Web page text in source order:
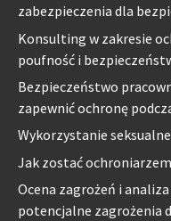
zabezpieczenia dla
Konsulting w zakresie
poufność i
Bezpieczeństwo
zapewnić ochronę
Wykorzystanie seksualne
Jak zostać
Ocena zagrożeń i
potencjalne zagrożenia